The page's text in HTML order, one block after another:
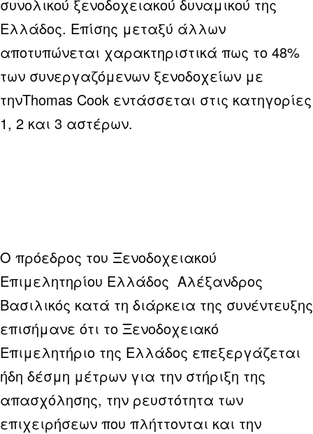
συνολικού ξενοδοχειακού δυναμικού της
Ελλάδος. Επίσης μεταξύ άλλων
αποτυπώνεται χαρακτηριστικά πως το 48%
των συνεργαζόμενων ξενοδοχείων με
τηνThomas Cook εντάσσεται στις κατηγορίες
1, 2 και 3 αστέρων.
Ο πρόεδρος του Ξενοδοχειακού
Επιμελητηρίου Ελλάδος Αλέξανδρος
Βασιλικός κατά τη διάρκεια της συνέντευξης
επισήμανε ότι το Ξενοδοχειακό
Επιμελητήριο της Ελλάδος επεξεργάζεται
ήδη δέσμη μέτρων για την στήριξη της
απασχόλησης, την ρευστότητα των
επιχειρήσεων που πλήττονται και την